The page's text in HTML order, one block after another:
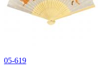
05-619